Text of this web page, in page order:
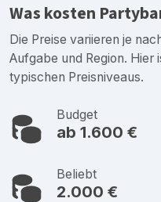
Was kosten
Die Preise variieren je
Aufgabe und Region.
typischen Preisniveaus.
Budget
ab 1.600 €
Beliebt
2.000 €